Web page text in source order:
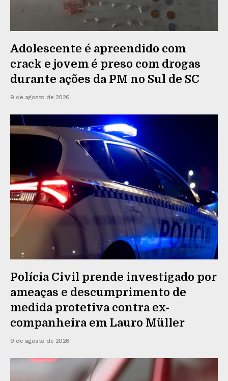
Adolescente é apreendido com
crack e jovem é preso com drogas
durante ações da PM no Sul de SC
9 de agosto de 2026
Polícia Civil prende investigado por
ameaças e descumprimento de
medida protetiva contra ex-
companheira em Lauro Müller
9 de agosto de 2026